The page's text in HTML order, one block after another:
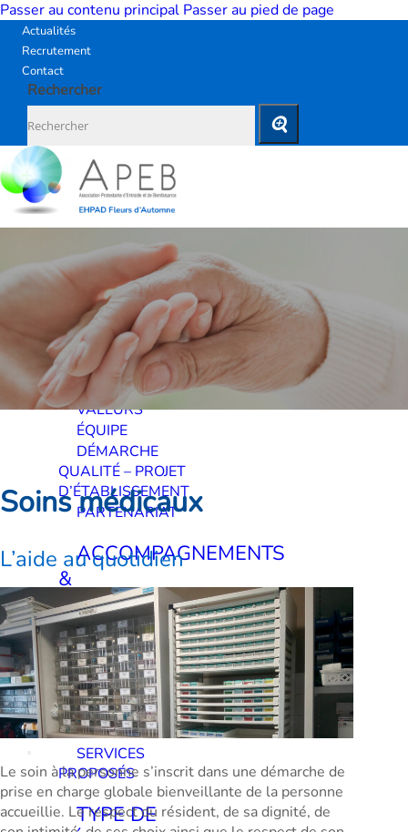
Passer au contenu principal Passer au pied de page
Actualités
Recrutement
Contact
Rechercher
L’EHPAD
FLEURS
D’AUTOMNE
HISTOIRE
VALEURS
ÉQUIPE
DÉMARCHE
QUALITÉ – PROJET
D’ÉTABLISSEMENT
PARTENARIAT
ACCOMPAGNEMENTS
&
PRESTATIONS
SOINS
MÉDICAUX
ANIMATION ET VIE
SOCIALE
HÔTELLERIE
SERVICES
PROPOSÉS
TYPE DE
Soins médicaux
L’aide au quotidien
Le soin à la personne s’inscrit dans une démarche de
prise en charge globale bienveillante de la personne
accueillie. Le respect du résident, de sa dignité, de